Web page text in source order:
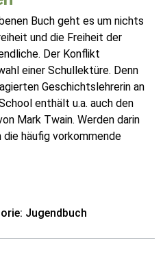
Buch geht es um nichts
und die Freiheit der
Der Konflikt
einer Schullektüre. Denn
Geschichtslehrerin an
enthält u.a. auch den
Mark Twain. Werden darin
häufig vorkommende
Jugendbuch